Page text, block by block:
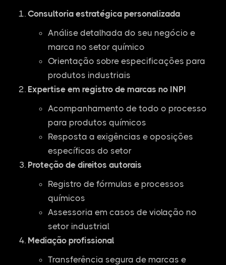
Consultoria estratégica personalizada
Análise detalhada do seu negócio e
marca no setor químico
Orientação sobre especificações para
produtos industriais
Expertise em registro de marcas no INPI
Acompanhamento de todo o processo
para produtos químicos
Resposta a exigências e oposições
específicas do setor
Proteção de direitos autorais
Registro de fórmulas e processos
químicos
Assessoria em casos de violação no
setor industrial
Mediação profissional
Transferência segura de marcas e